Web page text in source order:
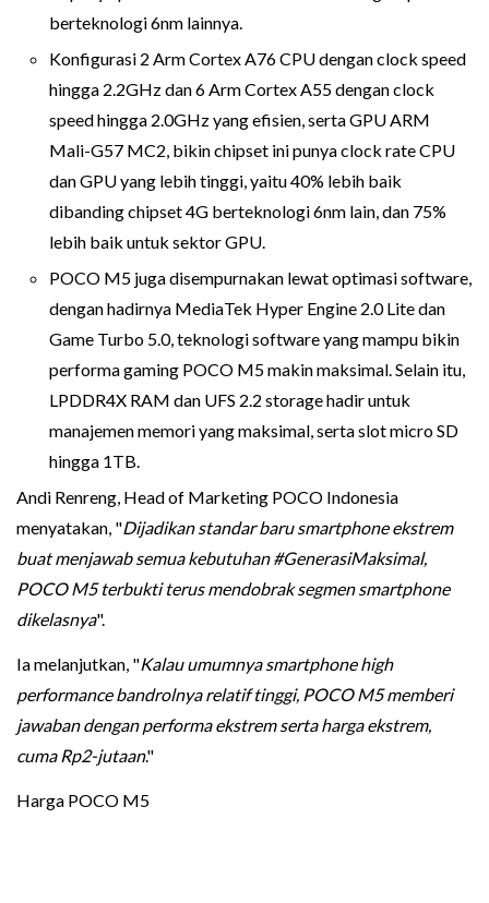
berteknologi 6nm lainnya.
Konfigurasi 2 Arm Cortex A76 CPU dengan clock speed
hingga 2.2GHz dan 6 Arm Cortex A55 dengan clock
speed hingga 2.0GHz yang efisien, serta GPU ARM
Mali-G57 MC2, bikin chipset ini punya clock rate CPU
dan GPU yang lebih tinggi, yaitu 40% lebih baik
dibanding chipset 4G berteknologi 6nm lain, dan 75%
lebih baik untuk sektor GPU.
POCO M5 juga disempurnakan lewat optimasi software,
dengan hadirnya MediaTek Hyper Engine 2.0 Lite dan
Game Turbo 5.0, teknologi software yang mampu bikin
performa gaming POCO M5 makin maksimal. Selain itu,
LPDDR4X RAM dan UFS 2.2 storage hadir untuk
manajemen memori yang maksimal, serta slot micro SD
hingga 1TB.
Andi Renreng, Head of Marketing POCO Indonesia
menyatakan, "Dijadikan standar baru smartphone ekstrem
buat menjawab semua kebutuhan #GenerasiMaksimal,
POCO M5 terbukti terus mendobrak segmen smartphone
dikelasnya".
Ia melanjutkan, "Kalau umumnya smartphone high
performance bandrolnya relatif tinggi, POCO M5 memberi
jawaban dengan performa ekstrem serta harga ekstrem,
cuma Rp2-jutaan."
Harga POCO M5